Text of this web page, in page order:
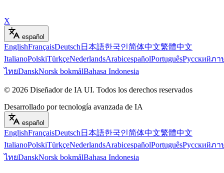
X
español
EnglishFrançaisDeutsch 日本語한국인简体中文繁體中文
ItalianoPolskiTürkçeNederlandsArabicespañolPortuguêsРусскийภา
ไทยDanskNorsk bokmålBahasa Indonesia
© 2026 Diseñador de IA UI. Todos los derechos reservados
Desarrollado por tecnología avanzada de IA
español
EnglishFrançaisDeutsch 日本語한국인简体中文繁體中文
ItalianoPolskiTürkçeNederlandsArabicespañolPortuguêsРусскийภา
ไทยDanskNorsk bokmålBahasa Indonesia